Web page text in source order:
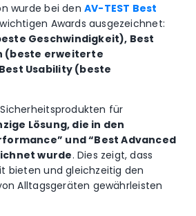
wurde bei den AV-TEST Best
Awards ausgezeichnet:
Geschwindigkeit), Best
(beste erweiterte
Usability (beste
für
Lösung, die in den
und “Best Advanced
wurde. Dies zeigt, dass
bieten und gleichzeitig den
Alltagsgeräten gewährleisten